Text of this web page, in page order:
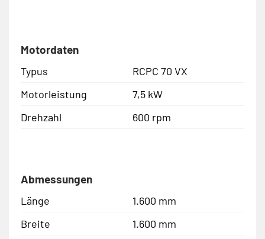
Motordaten
Typus
RCPC 70 VX
Motorleistung
7,5 kW
Drehzahl
600 rpm
Abmessungen
Länge
1.600 mm
Breite
1.600 mm